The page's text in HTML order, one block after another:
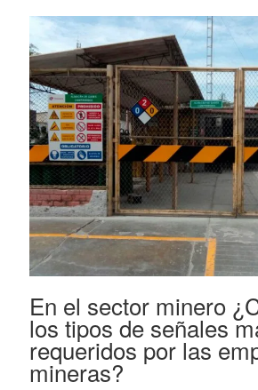
En el sector minero
los tipos de señales
requeridos por las
mineras?